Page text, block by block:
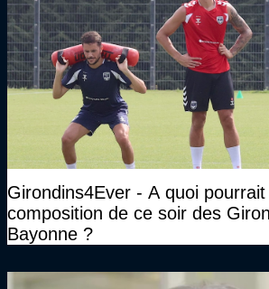
Girondins4Ever - A quoi
composition de ce soir des
Bayonne ?